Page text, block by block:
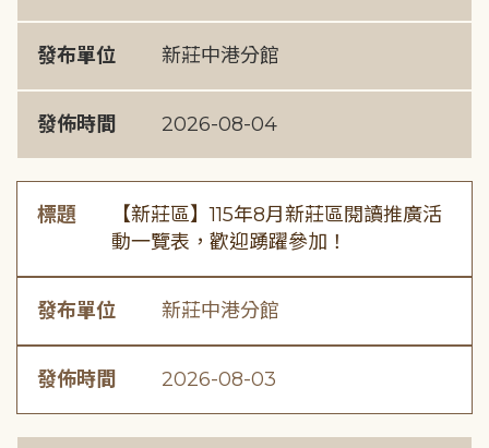
發布單位 新莊中港分館
發佈時間 2026-08-04
標題
【新莊區】115年8月新莊區閱讀推廣活
動一覽表，歡迎踴躍參加！
發布單位 新莊中港分館
發佈時間 2026-08-03